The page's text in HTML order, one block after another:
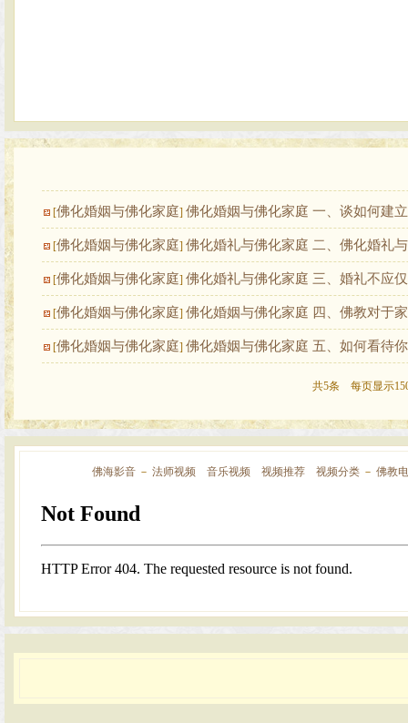
[佛化婚姻与佛化家庭] 佛化婚姻与佛化家庭 一、谈如何建
[佛化婚姻与佛化家庭] 佛化婚礼与佛化家庭 二、佛化婚礼
[佛化婚姻与佛化家庭] 佛化婚礼与佛化家庭 三、婚礼不应
[佛化婚姻与佛化家庭] 佛化婚姻与佛化家庭 四、佛教对于
[佛化婚姻与佛化家庭] 佛化婚姻与佛化家庭 五、如何看待
共5条 每页显示
佛海影音 － 法师视频 音乐视频 视频推荐 视频分类 － 佛教